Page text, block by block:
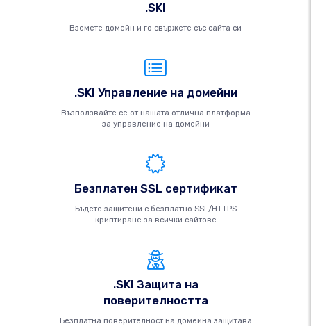
.SKI
Вземете домейн и го свържете със сайта си
.SKI Управление на домейни
Възползвайте се от нашата отлична платформа
за управление на домейни
Безплатен SSL сертификат
Бъдете защитени с безплатно SSL/HTTPS
криптиране за всички сайтове
.SKI Защита на
поверителността
Безплатна поверителност на домейна защитава